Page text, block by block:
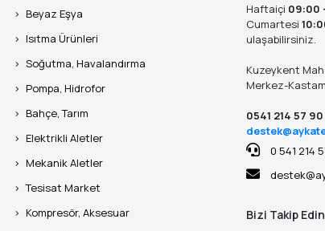
Beyaz Eşya
Isıtma Ürünleri
Soğutma, Havalandırma
Pompa, Hidrofor
Bahçe, Tarım
Elektrikli Aletler
Mekanik Aletler
Tesisat Market
Kompresör, Aksesuar
Haftaiçi 09:00
Cumartesi
ulaşabilirsiniz.
Kuzeykent
Merkez-
0541 214 57 90
0 541 214
Bizi Takip Edin